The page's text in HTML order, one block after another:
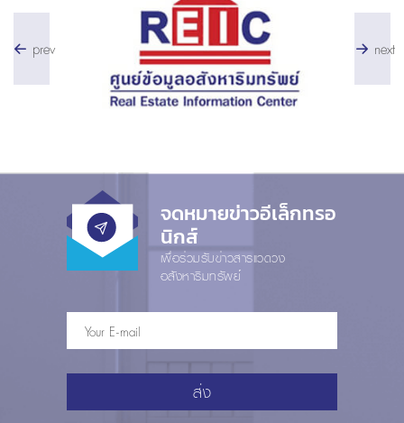
prev next
จดหมายข่าวอีเล็กทรอ
นิกส์
เพื่อร่วมรับข่าวสารแวดวง
อสังหาริมทรัพย์
ส่ง